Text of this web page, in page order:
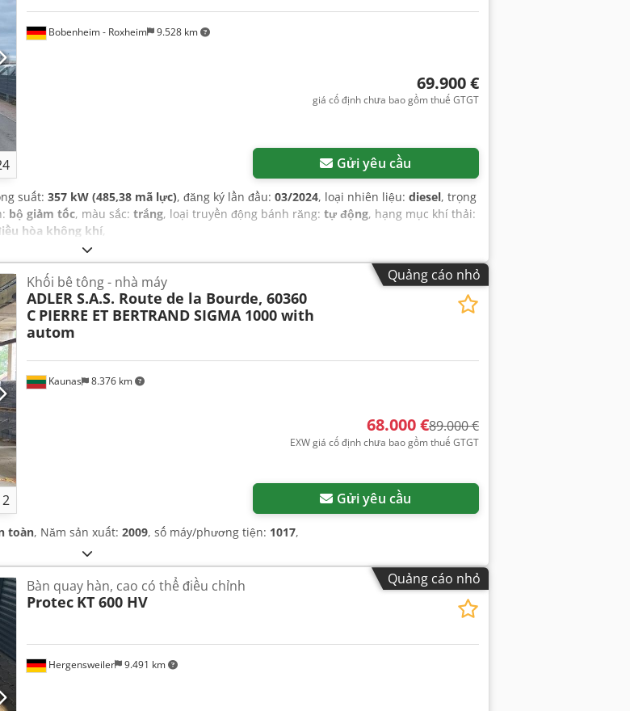
Bobenheim - Roxheim 9.528 km
69.900 €
giá cố định chưa bao gồm thuế GTGT
Gửi yêu cầu
suất: 357 kW (485,38 mã lực), đăng ký lần đầu: 03/2024, loại nhiên liệu: diesel, trọng
bộ giảm tốc, màu sắc: trắng, loại truyền động bánh răng: tự động, hạng mục khí thải:
hòa không khí,
Quảng cáo nhỏ
Kaunas 8.376 km
Khối bê tông - nhà máy
ADLER S.A.S. Route de la Bourde, 60360
C PIERRE ET BERTRAND SIGMA 1000 with
autom
68.000 €89.000 €
EXW giá cố định chưa bao gồm thuế GTGT
Gửi yêu cầu
toàn, Năm sản xuất: 2009, số máy/phương tiện: 1017,
Quảng cáo nhỏ
Hergensweiler 9.491 km
Bàn quay hàn, cao có thể điều chỉnh
Protec KT 600 HV